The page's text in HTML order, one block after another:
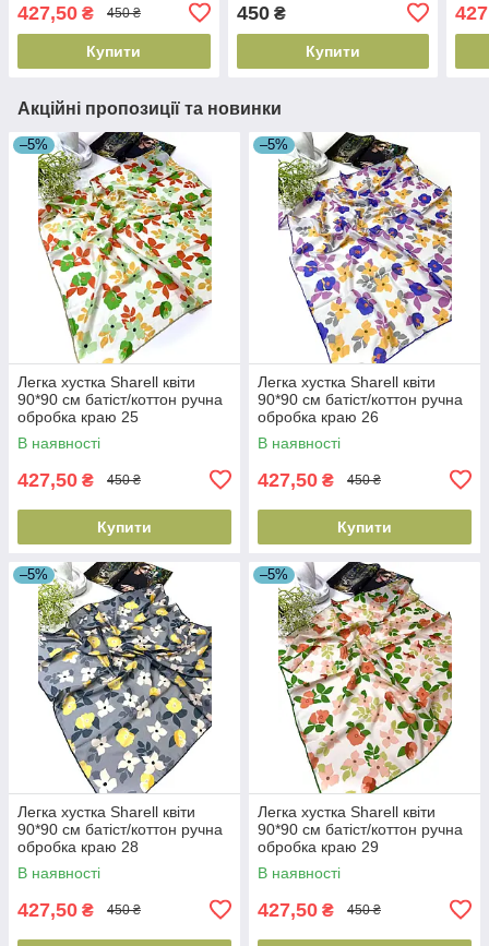
427,50 ₴ 450 ₴
Купити
450₴
Купити
Акційні пропозиції та новинки
–5%
Легка хустка Sharell квіти
90*90 см батіст/коттон ручна
обробка краю 25
В наявності
427,50 ₴ 450 ₴
Купити
–5%
Легка хустка Sharell квіти
90*90 см батіст/коттон ручна
обробка краю 26
В наявності
427,50 ₴ 450 ₴
Купити
–5%
Легка хустка Sharell квіти
90*90 см батіст/коттон ручна
обробка краю 28
В наявності
427,50 ₴ 450 ₴
–5%
Легка хустка Sharell квіти
90*90 см батіст/коттон ручна
обробка краю 29
В наявності
427,50 ₴ 450 ₴